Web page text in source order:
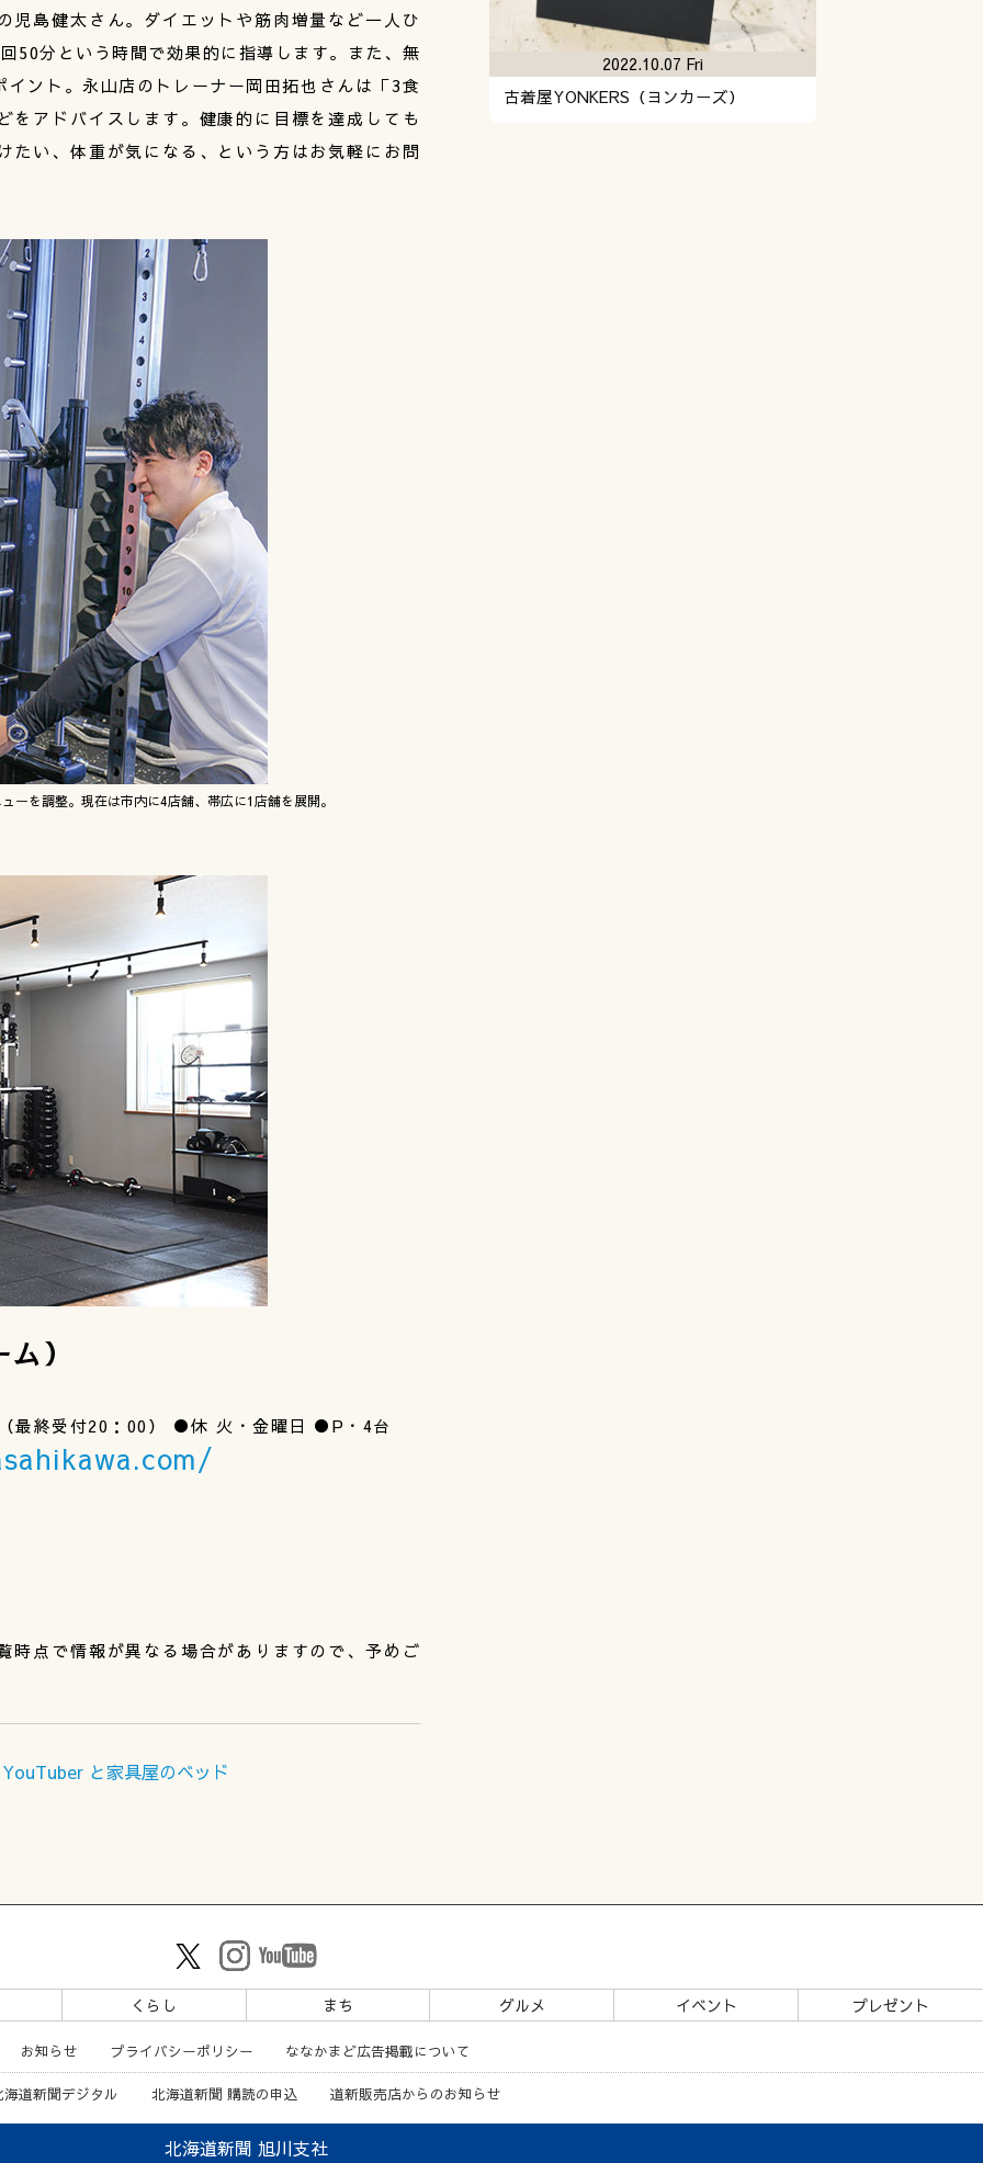
児島健太さん。ダイエットや筋肉増量など一人ひ
50分という時間で効果的に指導します。また、無
ント。永山店のトレーナー岡田拓也さんは「3食
をアドバイスします。健康的に目標を達成しても
たい、体重が気になる、という方はお気軽にお問
ーを調整。現在は市内に4店舗、帯広に1店舗を展開。
）
最終受付20：00） ●休 火・金曜日 ●P・4台
点で情報が異なる場合がありますので、予めご
と家具屋のベッド
古着屋YONKERS（ヨンカーズ）
2022.10.07 Fri
くらし まち グルメ イベント プレゼント
お知らせ プライバシーポリシー ななかまど広告掲載について
海道新聞デジタル 北海道新聞 購読の申込 道新販売店からのお知らせ
北海道新聞 旭川支社